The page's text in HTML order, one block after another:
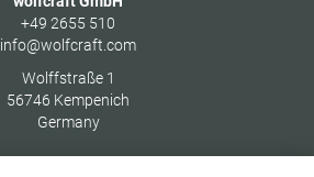
+49 2655 510
info@wolfcraft.com
Wolffstraße 1
56746 Kempenich
Germany